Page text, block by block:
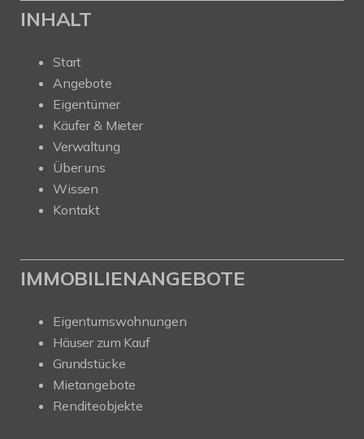
INHALT
Start
Angebote
Eigentümer
Käufer & Mieter
Verwaltung
Über uns
Wissen
Kontakt
IMMOBILIENANGEBOTE
Eigentumswohnungen
Häuser zum Kauf
Grundstücke
Mietangebote
Renditeobjekte